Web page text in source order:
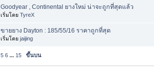
Goodyear , Continental ยางใหม่ น่าจะถูกที่สุดแล้ว
เริ่มโดย TyreX
ขายยาง Dayton : 185/55/16 ราคาถูกที่สุด
เริ่มโดย jaijing
5 6 ... 15 ขึ้นบน